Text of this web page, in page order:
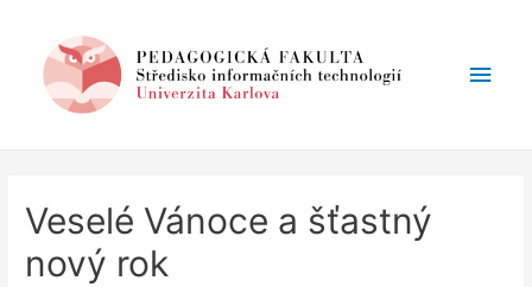
Veselé Vánoce a šťastný
nový rok